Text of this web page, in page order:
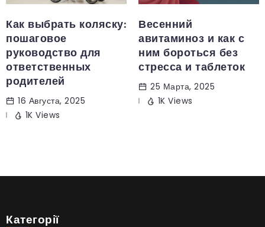
Как выбрать коляску:
пошаговое
руководство для
ответственных
родителей
16 Августа, 2025
1K Views
Весенний
авитаминоз и как с
ним бороться без
стресса и таблеток
25 Марта, 2025
1K Views
Категорії